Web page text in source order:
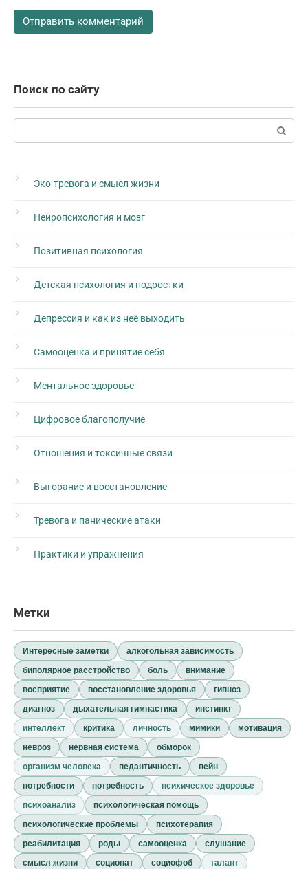
Поиск по сайту
Поиск:
Эко-тревога и смысл жизни
Нейропсихология и мозг
Позитивная психология
Детская психология и подростки
Депрессия и как из неё выходить
Самооценка и принятие себя
Ментальное здоровье
Цифровое благополучие
Отношения и токсичные связи
Выгорание и восстановление
Тревога и панические атаки
Практики и упражнения
Метки
Интересные заметки
алкогольная зависимость
биполярное расстройство
боль
внимание
восприятие
восстановление здоровья
гипноз
диагноз
дыхательная гимнастика
инстинкт
интеллект
критика личность мимики
мотивация
невроз
нервная система
обморок
организм человека
педантичность
пейн
потребности
потребность
психическое здоровье
психоанализ
психологическая помощь
психологические проблемы
психотерапия
реабилитация
роды самооценка
слушание
смысл жизни
социопат социофоб
талант